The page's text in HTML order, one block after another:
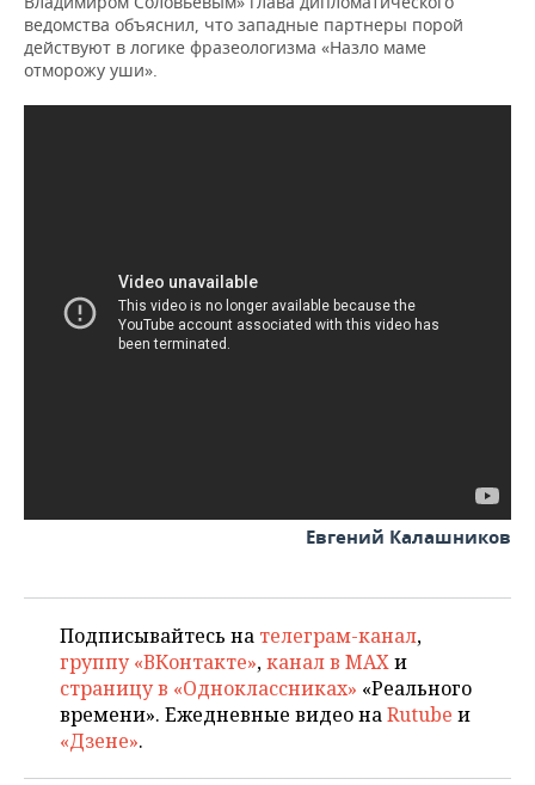
ведомства объяснил, что западные партнеры порой
действуют в логике фразеологизма «Назло маме
отморожу уши».
Евгений Калашников
Подписывайтесь на телеграм-канал,
группу «ВКонтакте»,канал в MAXи
страницу в «Одноклассниках» «Реального
времени». Ежедневные видео наRutube и
«Дзене».